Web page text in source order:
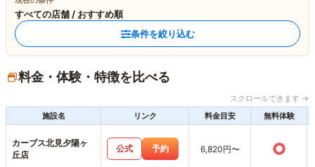
すべての店舗 / おすすめ順
条件を絞り込む
料金・体験・特徴を比べる
スクロールできます →
施設名
リンク 料金目安 無料体験
カーブス北見夕陽ヶ
丘店
公式 予約 6,820円〜 ○